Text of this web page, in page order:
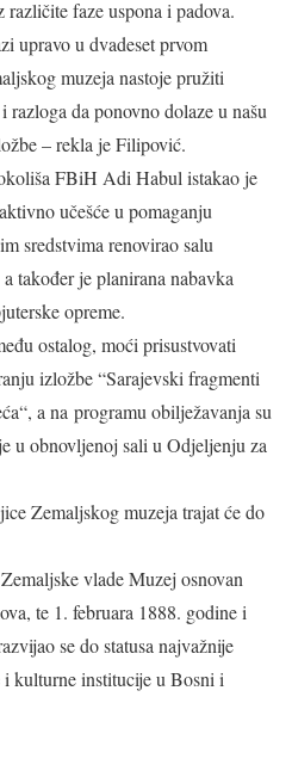
faze uspona i padova.
upravo u dvadeset prvom
muzeja nastoje pružiti
razloga da ponovno dolaze u našu
– rekla je Filipović.
FBiH Adi Habul istakao je
učešće u pomaganju
sredstvima renovirao salu
također je planirana nabavka
opreme.
ostalog, moći prisustvovati
izložbe “Sarajevski fragmenti
a na programu obilježavanja su
u obnovljenoj sali u Odjeljenju za
Zemaljskog muzeja trajat će do
vlade Muzej osnovan
te 1. februara 1888. godine i
se do statusa najvažnije
i kulturne institucije u Bosni i